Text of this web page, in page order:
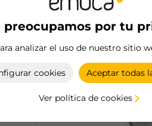
preocupamos por tu
analizar el uso de nuestro sitio
cookies Aceptar todas
Ver política de cookies